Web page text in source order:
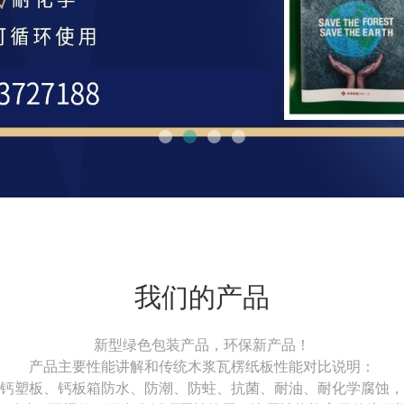
我们的产品
新型绿色包装产品，环保新产品！
产品主要性能讲解和传统木浆瓦楞纸板性能对比说明：
塑板、钙板箱防水、防潮、防蛀、抗菌、耐油、耐化学腐蚀